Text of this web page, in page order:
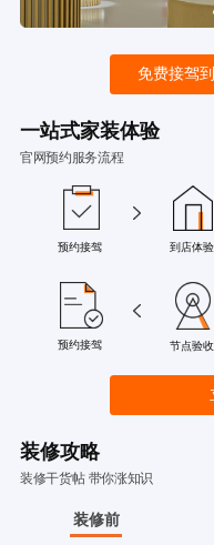
免费接驾
一站式家装体验
官网预约服务流程
预约接驾 到店体验
预约接驾 节点验收
装修攻略
装修干货帖 带你涨知识
装修前